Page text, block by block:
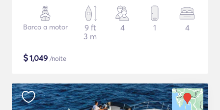
Barco a motor
9 ft
3 m
4 1 4
$1,049 /noite